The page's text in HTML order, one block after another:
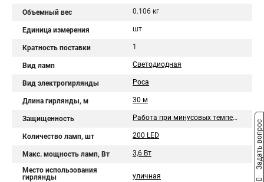
Объемный вес 0.106 кг
Единица измерения шт
Кратность поставки 1
Вид ламп Светодиодная
Вид электрогирлянды Роса
Длина гирлянды, м 30 м
Защищенность Работа при минусовых температурах
Количество ламп, шт 200 LED
Макс. мощность ламп, Вт 3,6 Вт
Место использования
гирлянды
уличная
Задать вопрос